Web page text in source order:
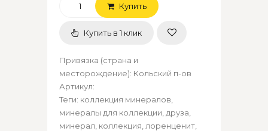
Купить
Купить в 1 клик
Привязка (страна и
месторождение): Кольский п-ов
Артикул:
Теги: коллекция минералов
минералы для коллекции друза
минерал коллекция лоренценит